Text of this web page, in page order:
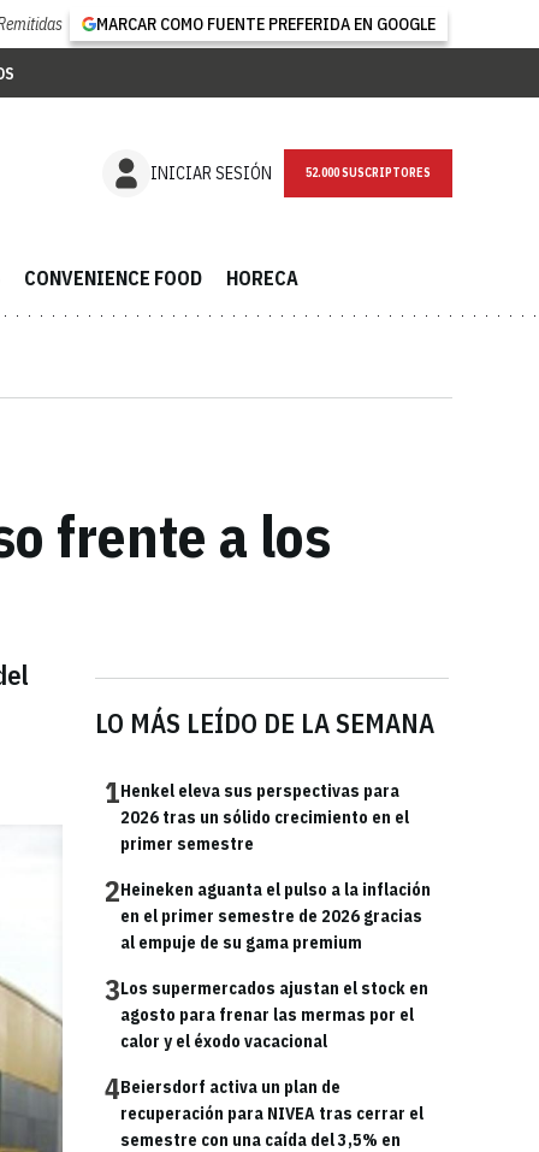
MARCAR COMO FUENTE PREFERIDA EN GOOGLE
INICIAR SESIÓN NEWSLETTER
CONVENIENCE FOOD HORECA
frente a los
LO MÁS LEÍDO DE LA SEMANA
1Henkel eleva sus perspectivas para
2026 tras un sólido crecimiento en el
primer semestre
2Heineken aguanta el pulso a la inflación
en el primer semestre de 2026 gracias
al empuje de su gama premium
3Los supermercados ajustan el stock en
agosto para frenar las mermas por el
calor y el éxodo vacacional
4Beiersdorf activa un plan de
recuperación para NIVEA tras cerrar el
semestre con una caída del 3,5% en